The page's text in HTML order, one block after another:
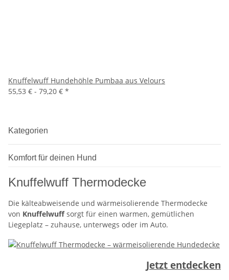
Knuffelwuff Hundehöhle Pumbaa aus Velours
55,53 € - 79,20 € *
Kategorien
Komfort für deinen Hund
Knuffelwuff Thermodecke
Die kälteabweisende und wärmeisolierende Thermodecke
von Knuffelwuffsorgt für einen warmen, gemütlichen
Liegeplatz – zuhause, unterwegs oder im Auto.
Jetzt entdecken